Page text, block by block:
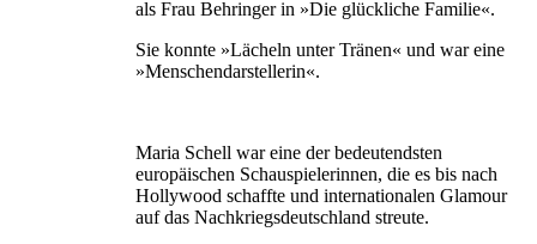
als Frau Behringer in »Die glückliche Familie«.
Sie konnte »Lächeln unter Tränen« und war eine
»Menschendarstellerin«.
Maria Schell war eine der bedeutendsten
europäischen Schauspielerinnen, die es bis nach
Hollywood schaffte und internationalen Glamour
auf das Nachkriegsdeutschland streute.